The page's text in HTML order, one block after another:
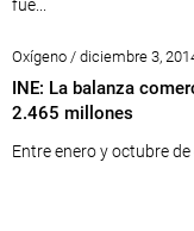
fue...
Oxígeno / diciembre 3,
INE: La balanza
2.465 millones
Entre enero y octubre de